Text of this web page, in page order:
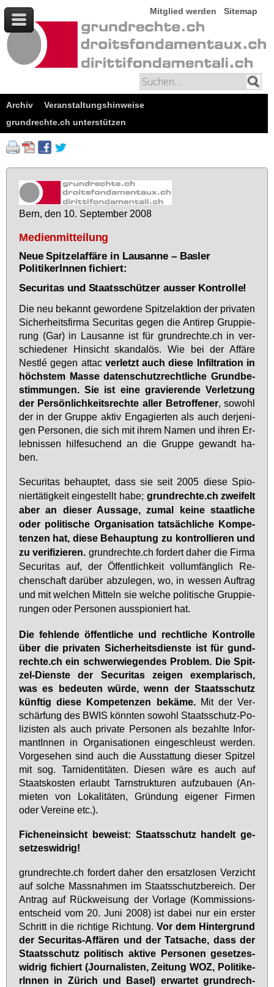
Mitglied werden Sitemap
Archiv
Veranstaltungshinweise
grundrechte.ch unterstützen
Bern, den 10. Sep­tem­ber 2008
Medienmitteilung
Neue Spitzelaffäre in Lausanne – Basler
PolitikerInnen fichiert:
Securitas und Staatsschützer ausser Kontrolle!
Die neu be­kannt ge­wor­de­ne Spit­zel­ak­ti­on der pri­va­ten
Si­cher­heits­fir­ma Se­cu­ri­tas ge­gen die An­ti­rep Grup­pie­
rung (Gar) in Lau­sanne ist für grund­rech­te.ch in ver­
schie­de­ner Hin­sicht skan­da­lös. Wie bei der Af­fä­re
Nestlé ge­gen at­tac ver­letzt auch die­se In­fil­tra­ti­on in
höchs­tem Mas­se da­ten­schutz­recht­li­che Grund­be­
stim­mun­gen. Sie ist ei­ne gra­vie­ren­de Ver­let­zung
der Per­sön­lich­keits­rech­te al­ler Be­trof­fe­ner, so­wohl
der in der Grup­pe ak­tiv En­ga­gier­ten als auch der­je­ni­
gen Per­so­nen, die sich mit ih­rem Na­men und ih­ren Er­
leb­nis­sen hil­fe­su­chend an die Grup­pe ge­wandt ha­
ben.
Se­cu­ri­tas be­haup­tet, dass sie seit 2005 die­se Spio­
nier­tä­tig­keit ein­ge­stellt ha­be; grund­rech­te.ch zwei­felt
aber an die­ser Aus­sa­ge, zu­mal kei­ne staat­li­che
oder po­li­ti­sche Or­ga­ni­sa­ti­on tat­säch­li­che Kom­pe­
ten­zen hat, die­se Be­haup­tung zu kon­trol­lie­ren und
zu ve­ri­fi­zie­ren. grund­rech­te.ch for­dert da­her die Fir­ma
Se­cu­ri­tas auf, der Öf­fent­lich­keit voll­um­fäng­lich Re­
chen­schaft dar­über ab­zu­le­gen, wo, in wes­sen Auf­trag
und mit wel­chen Mit­teln sie wel­che po­li­ti­sche Grup­pie­
run­gen oder Per­so­nen aus­spio­niert hat.
Die feh­len­de öf­fent­li­che und recht­li­che Kon­trol­le
über die pri­va­ten Si­cher­heits­diens­te ist für gund­
rech­te.ch ein schwer­wie­gen­des Pro­blem. Die Spit­
zel-Diens­te der Se­cu­ri­tas zei­gen ex­em­pla­risch,
was es be­deu­ten wür­de, wenn der Staats­schutz
künf­tig die­se Kom­pe­ten­zen be­kä­me. Mit der Ver­
schär­fung des BWIS könn­ten so­wohl Staats­schutz-Po­
li­zis­ten als auch pri­va­te Per­so­nen als be­zahl­te In­for­
man­tIn­nen in Or­ga­ni­sa­tio­nen ein­ge­schleust wer­den.
Vor­ge­se­hen sind auch die Aus­stat­tung die­ser Spit­zel
mit sog. Tar­n­iden­ti­tä­ten. Die­sen wä­re es auch auf
Staats­kos­ten er­laubt Tarn­struk­tu­ren auf­zu­bau­en (An­
mie­ten von Lo­ka­li­tä­ten, Grün­dung ei­ge­ner Fir­men
oder Ver­ei­ne etc.).
Fi­chen­ein­sicht be­weist: Staats­schutz han­delt ge­
set­zes­wid­rig!
grund­rech­te.ch for­dert da­her den er­satz­lo­sen Ver­zicht
auf sol­che Mass­nah­men im Staats­schutz­be­reich. Der
An­trag auf Rück­wei­sung der Vor­la­ge (Kom­mis­si­ons­
ent­scheid vom 20. Ju­ni 2008) ist da­bei nur ein ers­ter
Schritt in die rich­ti­ge Rich­tung.Vor dem Hin­ter­grund
der Se­cu­ri­tas-Af­fä­ren und der Tat­sa­che, dass der
Staats­schutz po­li­tisch ak­ti­ve Per­so­nen ge­set­zes­
wid­rig fi­chiert (Jour­na­lis­ten, Zei­tung WOZ, Po­li­ti­ke­
rIn­nen in Zü­rich und Ba­sel) er­war­tet grund­rech­